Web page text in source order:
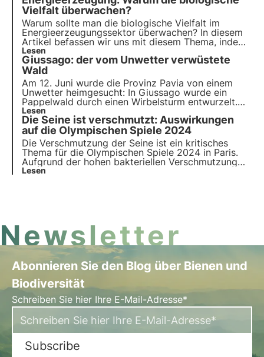
zwischen Klimawandel, natürlicher Umwelt und der
Gesundheit bestäubender Insekten handelt.
Vielfalt überwachen?
Warum sollte man die biologische Vielfalt im
Energieerzeugungssektor überwachen? In diesem
Artikel befassen wir uns mit diesem Thema, indem
wir die entscheidende Rolle der Technologie in
diesem Sektor, zwischen bedeutenden
Auswirkungen und neuen Vorschriften,
hervorheben.
Lesen
Giussago: der vom Unwetter verwüstete
Wald
Am 12. Juni wurde die Provinz Pavia von einem
Unwetter heimgesucht: In Giussago wurde ein
Pappelwald durch einen Wirbelsturm entwurzelt.
Doch was sind die Ursachen und Folgen solcher
Klimakatastrophen? Wie wirken sie sich auf die
biologische Vielfalt aus? Erfahren Sie mehr in
diesem Artikel.
Lesen
Die Seine ist verschmutzt: Auswirkungen
auf die Olympischen Spiele 2024
Die Verschmutzung der Seine ist ein kritisches
Thema für die Olympischen Spiele 2024 in Paris.
Aufgrund der hohen bakteriellen Verschmutzung
wurden einige Wettkämpfe verschoben. Doch was
Lesen
Newsletter
Abonnieren Sie den Blog über Bienen und
Biodiversität
Schreiben Sie hier Ihre E-Mail-Adresse*
Subscribe